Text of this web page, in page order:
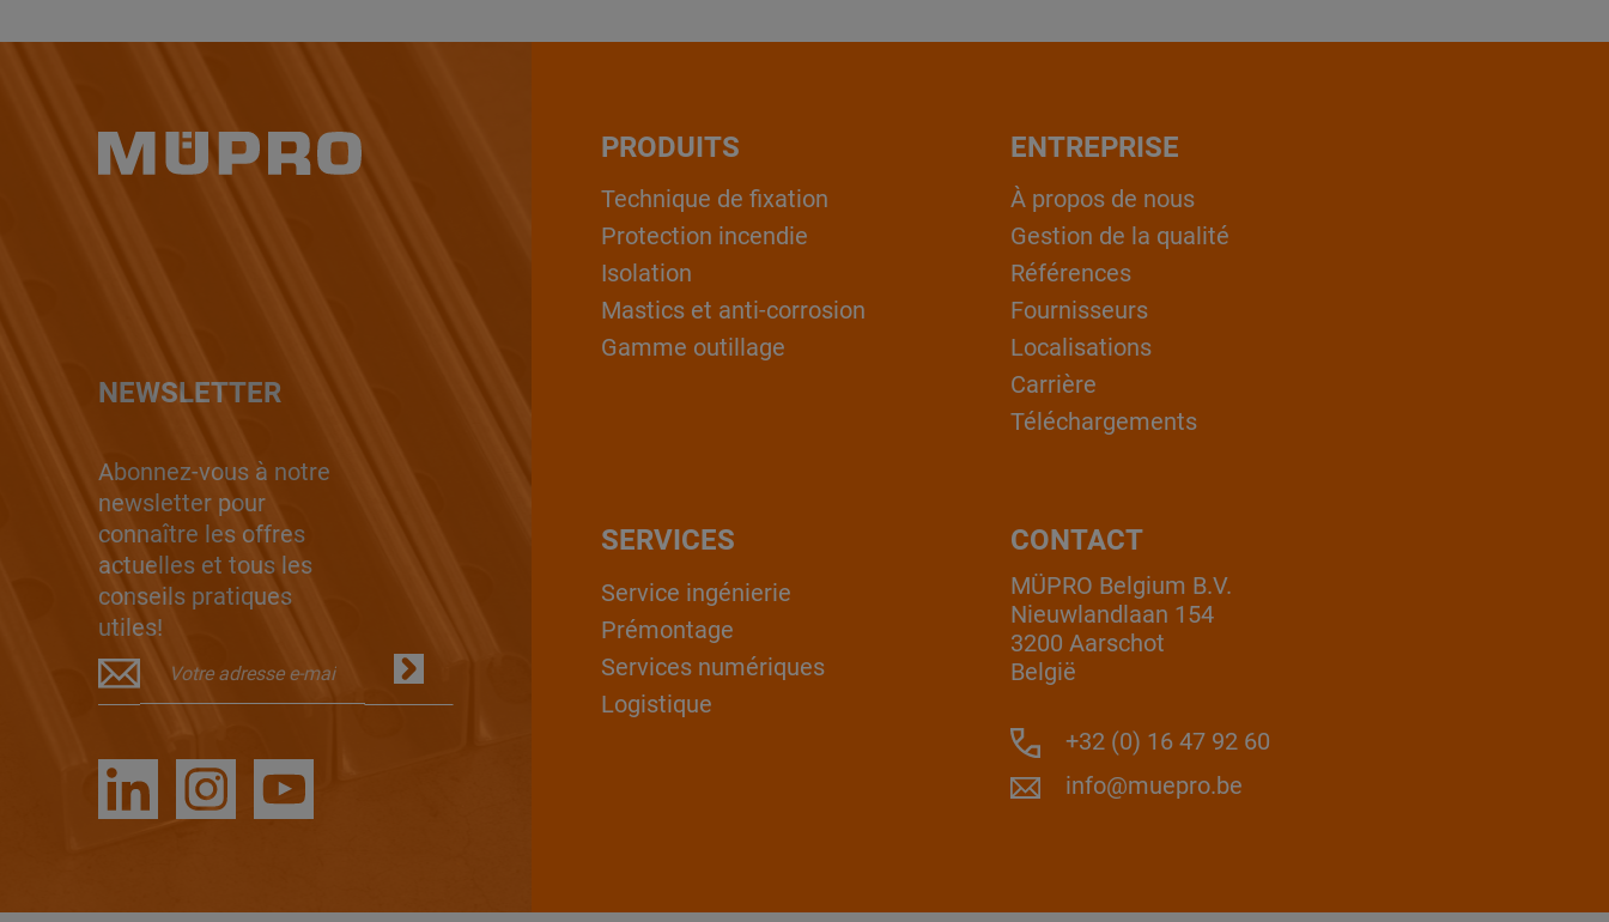
NEWSLETTER
Abonnez-vous à notre
newsletter pour
connaître les offres
actuelles et tous les
conseils pratiques
utiles!
PRODUITS
Technique de fixation
Protection incendie
Isolation
Mastics et anti-corrosion
Gamme outillage
ENTREPRISE
À propos de nous
Gestion de la qualité
Références
Fournisseurs
Localisations
Carrière
Téléchargements
CONTACT
MÜPRO Belgium B.V.
Nieuwlandlaan 154
3200 Aarschot
België
+32 (0) 16 47 92 60
info@muepro.be
SERVICES
Service ingénierie
Prémontage
Services numériques
Logistique